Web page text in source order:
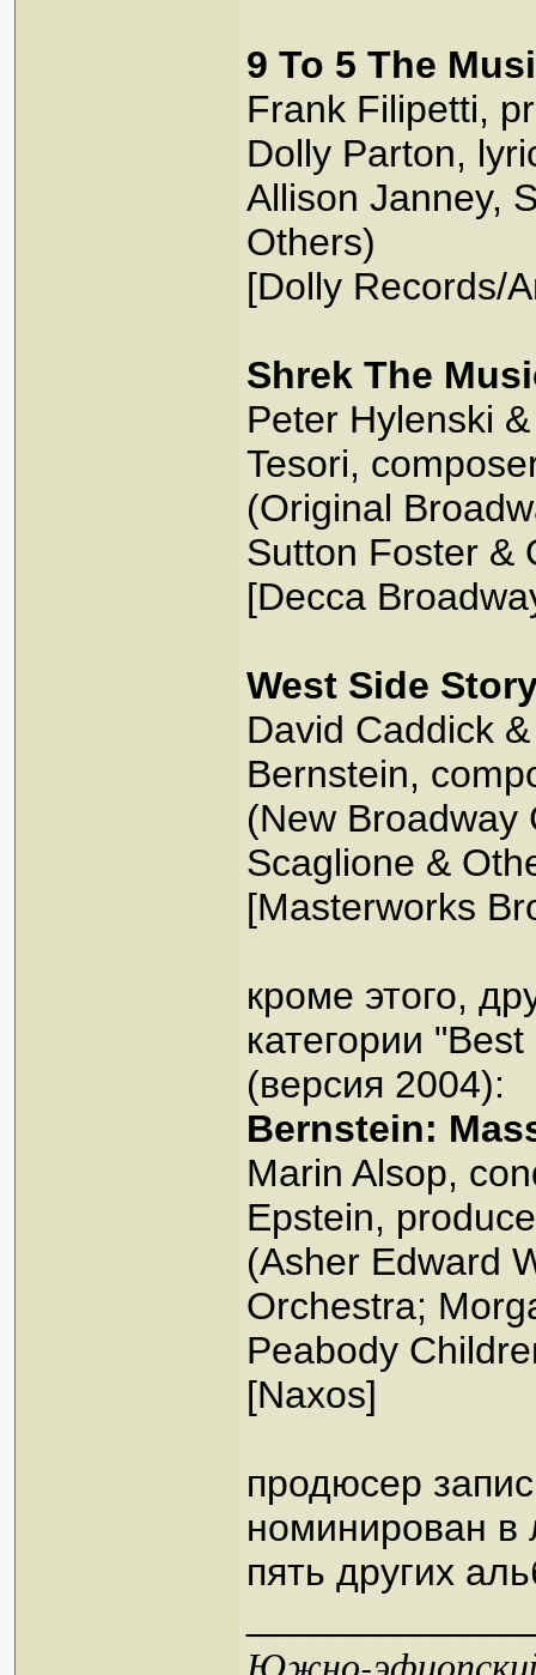
9 To 5 The
Frank Filipetti,
Dolly Parton,
Allison Janney,
Others)
[Dolly Records/
Shrek The
Peter Hylenski
Tesori,
(Original
Sutton Foster &
[Decca
West Side
David Caddick
Bernstein,
(New Broadway
Scaglione &
[Masterworks
кроме этого,
категории
(версия 2004):
Bernstein:
Marin Alsop,
Epstein,
(Asher Edward
Orchestra;
Peabody
[Naxos]
продюсер
номинирован в
пять других